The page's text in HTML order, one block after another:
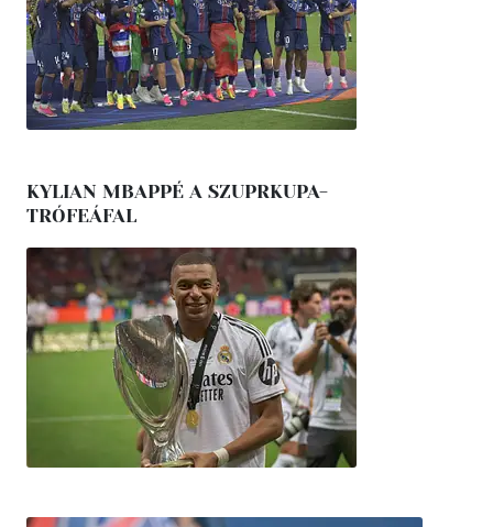
KYLIAN MBAPPÉ A SZUPRKUPA-
TRÓFEÁFAL